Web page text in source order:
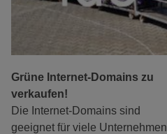
Grüne Internet-Domains zu
verkaufen!
Die Internet-Domains sind
geeignet für viele Unternehmen